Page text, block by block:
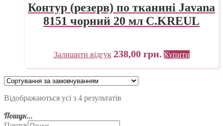
Контур (резерв) по тканині Javana
8151 чорний 20 мл C.KREUL
Залишити відгук 238,00 грн. Купити
Відображаються усі з 4 результатів
Пошук…